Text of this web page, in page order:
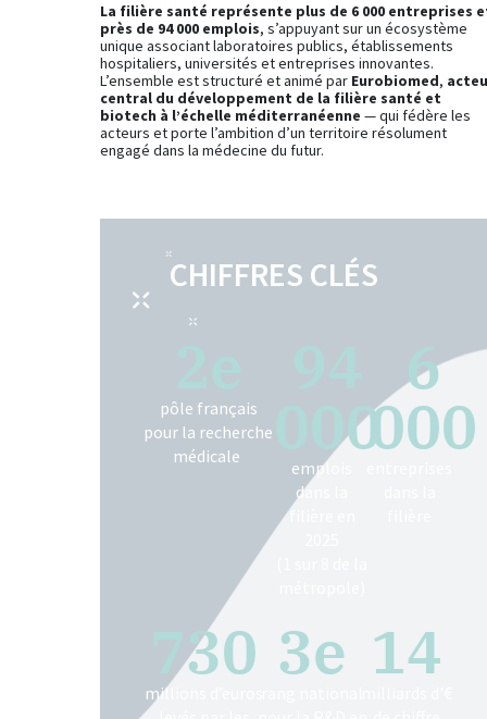
La filière santé représente plus de 6 000 entreprises
près de 94 000 emplois, s’appuyant sur un écosystème
unique associant laboratoires publics, établissements
hospitaliers, universités et entreprises innovantes.
L’ensemble est structuré et animé par Eurobiomed,
central du développement de la filière santé et
biotech à l’échelle méditerranéenne — qui fédère les
acteurs et porte l’ambition d’un territoire résolument
engagé dans la médecine du futur.
CHIFFRES CLÉS
pôle français
pour la recherche
médicale
emplois
dans la
filière en
000
6
000
millions d’euros
730 3e 14